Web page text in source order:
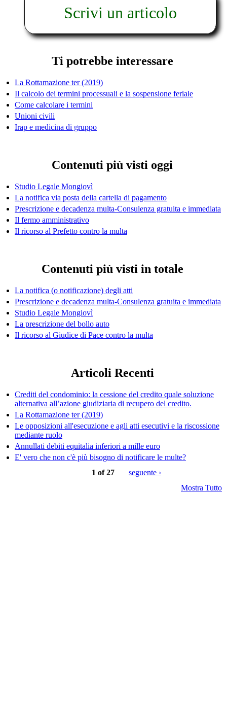
Scrivi un articolo
Ti potrebbe interessare
La Rottamazione ter (2019)
Il calcolo dei termini processuali e la sospensione feriale
Come calcolare i termini
Unioni civili
Irap e medicina di gruppo
Contenuti più visti oggi
Studio Legale Mongiovì
La notifica via posta della cartella di pagamento
Prescrizione e decadenza multa-Consulenza gratuita e immediata
Il fermo amministrativo
Il ricorso al Prefetto contro la multa
Contenuti più visti in totale
La notifica (o notificazione) degli atti
Prescrizione e decadenza multa-Consulenza gratuita e immediata
Studio Legale Mongiovì
La prescrizione del bollo auto
Il ricorso al Giudice di Pace contro la multa
Articoli Recenti
Crediti del condominio: la cessione del credito quale soluzione
alternativa all’azione giudiziaria di recupero del credito.
La Rottamazione ter (2019)
Le opposizioni all'esecuzione e agli atti esecutivi e la riscossione
mediante ruolo
Annullati debiti equitalia inferiori a mille euro
E' vero che non c'è più bisogno di notificare le multe?
1 of 27
seguente ›
Mostra Tutto